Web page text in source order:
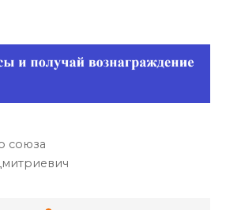
союза